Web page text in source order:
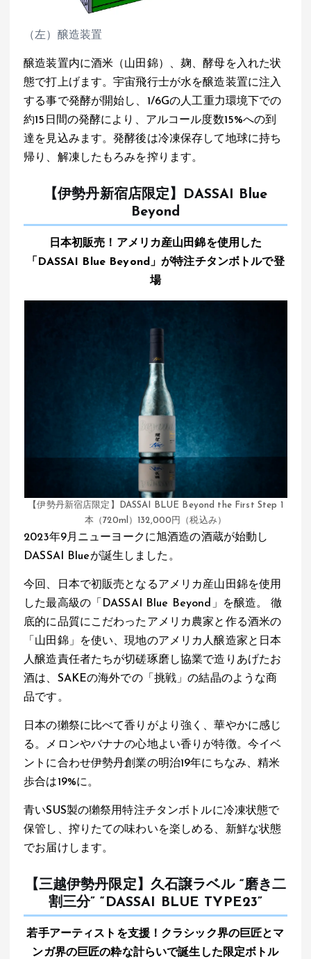
（左）醸造装置
醸造装置内に酒米（山田錦）、麹、酵母を入れた状
態で打上げます。宇宙飛行士が水を醸造装置に注入
する事で発酵が開始し、1/6Gの人工重力環境下での
約15日間の発酵により、アルコール度数15%への到
達を見込みます。発酵後は冷凍保存して地球に持ち
帰り、解凍したもろみを搾ります。
【伊勢丹新宿店限定】DASSAI Blue
Beyond
日本初販売！アメリカ産山田錦を使用した
「DASSAI Blue Beyond」が特注チタンボトルで登
場
【伊勢丹新宿店限定】DASSAI BLUE Beyond the First Step 1
本（720ml）132,000円（税込み）
2023年9月ニューヨークに旭酒造の酒蔵が始動し
DASSAI Blueが誕生しました。
今回、日本で初販売となるアメリカ産山田錦を使用
した最高級の「DASSAI Blue Beyond」を醸造。 徹
底的に品質にこだわったアメリカ農家と作る酒米の
「山田錦」を使い、現地のアメリカ人醸造家と日本
人醸造責任者たちが切磋琢磨し協業で造りあげたお
酒は、SAKEの海外での「挑戦」の結晶のような商
品です。
日本の獺祭に比べて香りがより強く、華やかに感じ
る。メロンやバナナの心地よい香りが特徴。今イベ
ントに合わせ伊勢丹創業の明治19年にちなみ、精米
歩合は19%に。
青いSUS製の獺祭用特注チタンボトルに冷凍状態で
保管し、搾りたての味わいを楽しめる、新鮮な状態
でお届けします。
【三越伊勢丹限定】久石譲ラベル “磨き二
割三分” “DASSAI BLUE TYPE23”
若手アーティストを支援！クラシック界の巨匠とマ
ンガ界の巨匠の粋な計らいで誕生した限定ボトル